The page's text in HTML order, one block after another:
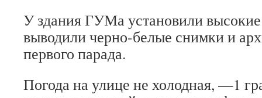
У здания ГУМа установили
выводили черно-белые снимки и
первого парада.
Погода на улице не холодная, —1